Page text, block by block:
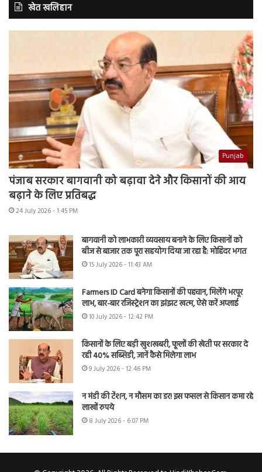
खेत खलिहान
Punjab
पंजाब सरकार बागवानी को बढ़ावा देने और किसानों की आय
बढ़ाने के लिए प्रतिबद्ध
24 July 2026 - 1:45 PM
बागवानी को लाभकारी व्यवसाय बनाने के लिए किसानों को
बीज से बाजार तक पूरा सहयोग दिया जा रहा है: मोहिंदर भगत
15 July 2026 - 11:43 AM
Farmers ID Card बनेगा किसानों की पहचान, मिलेंगे भरपूर
लाभ, बार-बार रजिस्ट्रेशन का झंझट खत्म, ऐसे करें अप्लाई
10 July 2026 - 12:42 PM
किसानों के लिए बड़ी खुशखबरी, फूलों की खेती पर सरकार दे
रही 40% सब्सिडी, जानें कैसे मिलेगा लाभ
9 July 2026 - 12:46 PM
न मंडी की टेंशन, न मौसम का डर! इस फसल से किसान कमा रहे
लाखों रुपये
8 July 2026 - 6:07 PM